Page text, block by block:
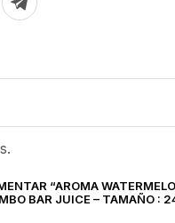
“AROMA
BAR JUICE – TAMAÑO :